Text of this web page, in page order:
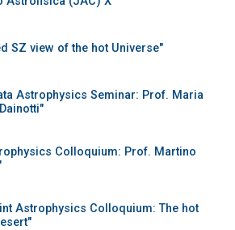
SZ view of the hot Universe"
Astrophysics Seminar: Prof. Maria
Colloquium: Prof. Martino
Astrophysics Colloquium: The hot